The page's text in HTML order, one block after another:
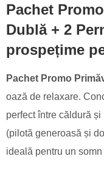
Pachet
Dublă + 2
prospețime
Pachet Promo
oază de relaxare.
perfect între căldură
(pilotă generoasă și
ideală pentru un